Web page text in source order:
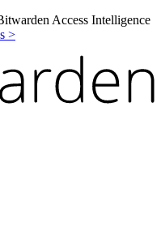
Access Intelligence
>